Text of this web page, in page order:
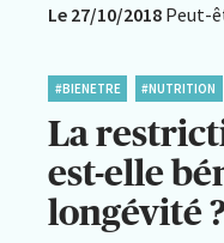
Le 27/10/2018 Peut-
#BIENETRE #NUTRITION
La
est-elle
longévité